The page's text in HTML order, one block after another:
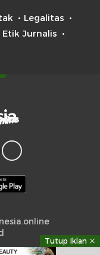
Legalitas
Etik Jurnalis
Tutup Iklan